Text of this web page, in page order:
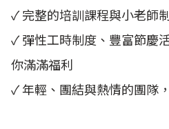
✓ 完整的培訓課程與小老師
✓ 彈性工時制度、豐富節慶
你滿滿福利
✓ 年輕、團結與熱情的團隊